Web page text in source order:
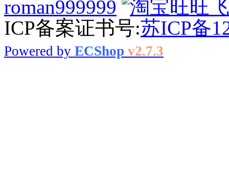
roman999999
ICP备案证书号:苏ICP备
Powered by ECShop v2.7.3